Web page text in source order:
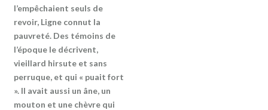
l’empêchaient seuls de
revoir, Ligne connut la
pauvreté. Des témoins de
l’époque le décrivent,
vieillard hirsute et sans
perruque, et qui « puait fort
». Il avait aussi un âne, un
mouton et une chèvre qui